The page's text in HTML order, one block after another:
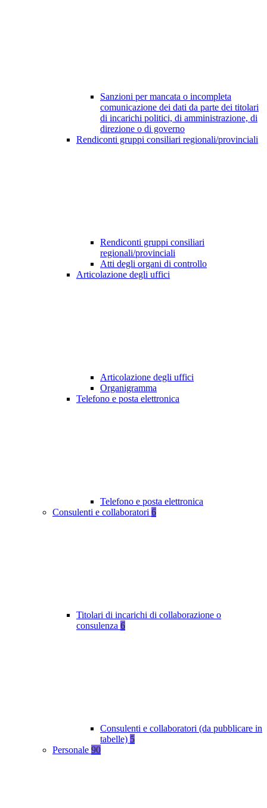
Sanzioni per mancata o incompleta
comunicazione dei dati da parte dei titolari
di incarichi politici, di amministrazione, di
direzione o di governo
Rendiconti gruppi consiliari regionali/provinciali
Rendiconti gruppi consiliari
regionali/provinciali
Atti degli organi di controllo
Articolazione degli uffici
Articolazione degli uffici
Organigramma
Telefono e posta elettronica
Telefono e posta elettronica
Consulenti e collaboratori 6
Titolari di incarichi di collaborazione o
consulenza 6
Consulenti e collaboratori (da pubblicare in
tabelle) 5
Personale 90